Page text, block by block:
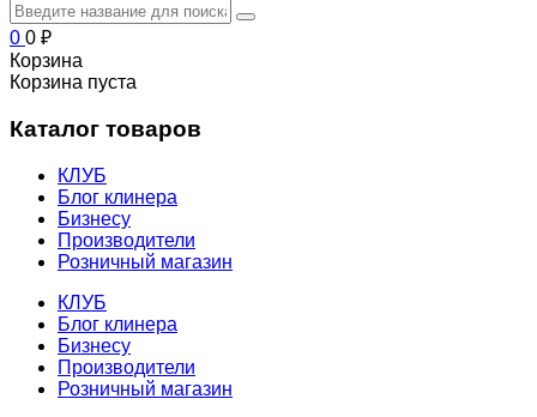
0 0 ₽
Корзина
Корзина пуста
Каталог товаров
КЛУБ
Блог клинера
Бизнесу
Производители
Розничный магазин
КЛУБ
Блог клинера
Бизнесу
Производители
Розничный магазин